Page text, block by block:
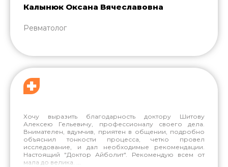
Калынюк Оксана Вячеславовна
Ревматолог
Хочу выразить благодарность доктору Шитову
Алексею Гельевичу, профессионалу своего дела.
Внимателен, вдумчив, приятен в общении, подробно
объяснил тонкости процесса, четко провел
исследование, и дал необходимые рекомендации.
Настоящий "Доктор Айболит". Рекомендую всем от
мала до велика.